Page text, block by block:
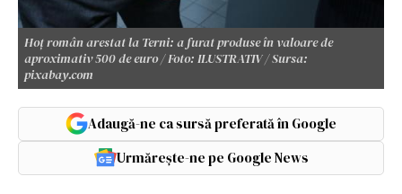
Hoț român arestat la Terni: a furat produse în valoare de
aproximativ 500 de euro / Foto: ILUSTRATIV / Sursa:
pixabay.com
Adaugă-ne ca sursă preferată în Google
Urmărește-ne pe Google News